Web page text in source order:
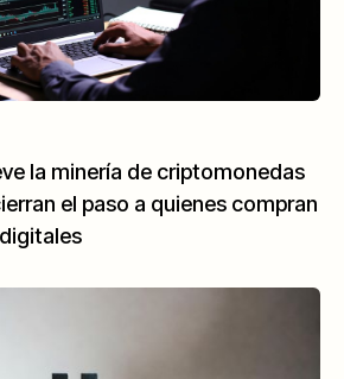
la minería de criptomonedas
el paso a quienes compran